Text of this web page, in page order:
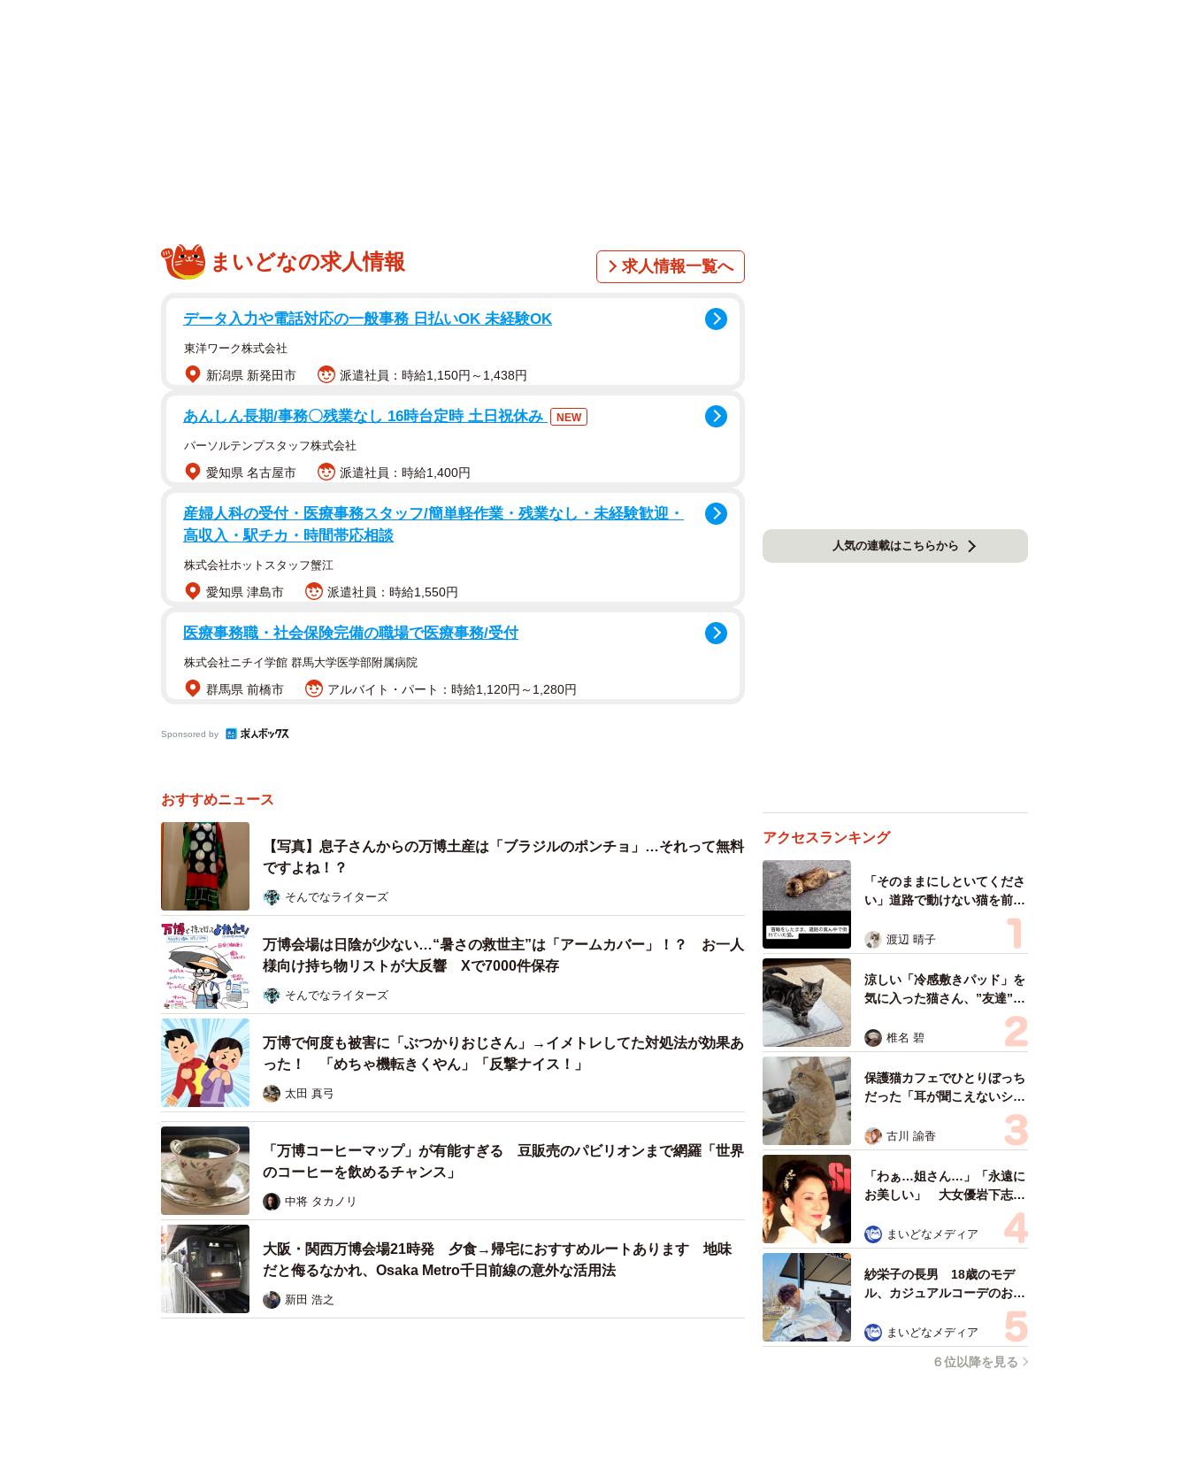
まいどなの求人情報 求人情報一覧へ
データ入力や電話対応の一般事務 日払いOK 未経験OK
東洋ワーク株式会社
新潟県 新発田市 派遣社員：時給1,150円～1,438円
あんしん長期/事務〇残業なし 16時台定時 土日祝休み NEW
パーソルテンプスタッフ株式会社
愛知県 名古屋市 派遣社員：時給1,400円
産婦人科の受付・医療事務スタッフ/簡単軽作業・残業なし・未経験歓迎・
高収入・駅チカ・時間帯応相談
株式会社ホットスタッフ蟹江
愛知県 津島市 派遣社員：時給1,550円
医療事務職・社会保険完備の職場で医療事務/受付
株式会社ニチイ学館 群馬大学医学部附属病院
群馬県 前橋市 アルバイト・パート：時給1,120円～1,280円
Sponsored by
おすすめニュース
【写真】息子さんからの万博土産は「ブラジルのポンチョ」…それって無料
ですよね！？
そんでなライターズ
万博会場は日陰が少ない…“暑さの救世主”は「アームカバー」！？ お一人
様向け持ち物リストが大反響 Xで7000件保存
そんでなライターズ
万博で何度も被害に「ぶつかりおじさん」→イメトレしてた対処法が効果あ
った！ 「めちゃ機転きくやん」「反撃ナイス！」
太田 真弓
「万博コーヒーマップ」が有能すぎる 豆販売のパビリオンまで網羅「世界
のコーヒーを飲めるチャンス」
中将 タカノリ
大阪・関西万博会場21時発 夕食→帰宅におすすめルートあります 地味
だと侮るなかれ、Osaka Metro千日前線の意外な活用法
新田 浩之
人気の連載はこちらから
アクセスランキング
「そのままにしといてくださ
い」道路で動けない猫を前に
返された一言… 懸命に生き
ようとした4日間 「命の重
さはみんな同じ」保護団体代
表の訴え
渡辺 晴子
涼しい「冷感敷きパッド」を
気に入った猫さん、”友達”を
ヨイショヨイショとご招待、
毛づくろいでおもてなし
椎名 碧
保護猫カフェでひとりぼっち
だった「耳が聞こえないシニ
ア猫」と運命の出会い→重度
のペットロスで適応障害だっ
た女性の人生が一変
古川 諭香
「わぁ…姐さん…」「永遠に
お美しい」 大女優岩下志麻
さん、写真家のインスタに登
場
まいどなメディア
紗栄子の長男 18歳のモデ
ル、カジュアルコーデのおし
ゃれ近影が「両親のいいとこ
取りの美しいお顔立ち」 9
歳に渡英し全寮制カレッジで
まいどなメディア
６位以降を見る